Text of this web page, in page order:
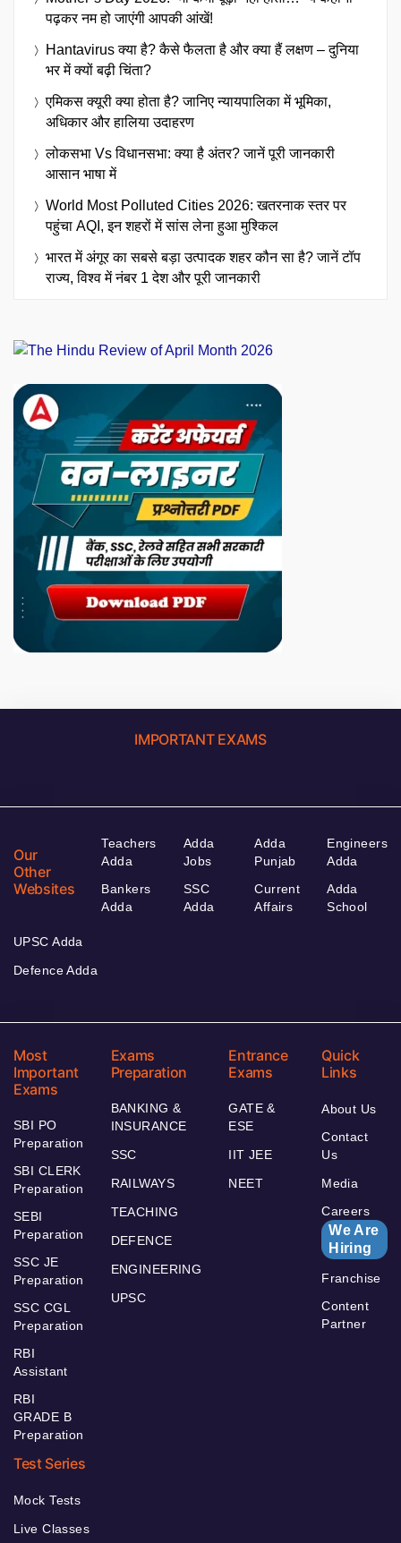
पढ़कर नम हो जाएंगी आपकी आंखें!
Hantavirus क्या है? कैसे फैलता है और क्या हैं लक्षण – दुनिया
भर में क्यों बढ़ी चिंता?
एमिकस क्यूरी क्या होता है? जानिए न्यायपालिका में भूमिका,
अधिकार और हालिया उदाहरण
लोकसभा Vs विधानसभा: क्या है अंतर? जानें पूरी जानकारी
आसान भाषा में
World Most Polluted Cities 2026: खतरनाक स्तर पर
पहुंचा AQI, इन शहरों में सांस लेना हुआ मुश्किल
भारत में अंगूर का सबसे बड़ा उत्पादक शहर कौन सा है? जानें टॉप
राज्य, विश्व में नंबर 1 देश और पूरी जानकारी
IMPORTANT EXAMS
Our
Other
Websites
Teachers
Adda
Bankers
Adda
Adda
Jobs
SSC
Adda
Adda
Punjab
Current
Affairs
Engineers
Adda
Adda
School
UPSC Adda
Defence Adda
Most
Important
Exams
SBI PO
Preparation
SBI CLERK
Preparation
SEBI
Preparation
SSC JE
Preparation
SSC CGL
Preparation
RBI
Assistant
RBI
GRADE B
Preparation
Exams
Preparation
BANKING &
INSURANCE
SSC
RAILWAYS
TEACHING
DEFENCE
ENGINEERING
UPSC
Entrance
Exams
GATE &
ESE
IIT JEE
NEET
Quick
Links
About Us
Contact
Us
Media
Careers
We Are
Hiring
Franchise
Content
Partner
Test Series
Mock Tests
Live Classes